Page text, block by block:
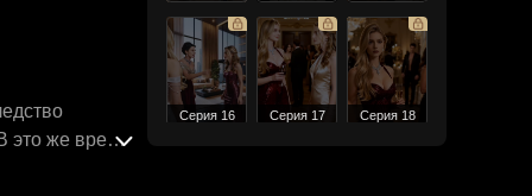
это же время
Серия 16 Серия 17 Серия 18